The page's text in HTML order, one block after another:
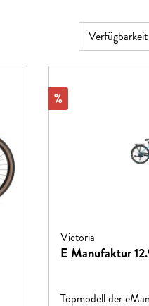
Rabatt
%
Victoria
E Manufaktur
Topmodell der